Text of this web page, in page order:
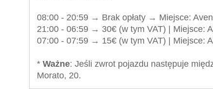
08:00 - 20:59 → Brak opłaty → Miejsce:
21:00 - 06:59 → 30€ (w tym VAT) | Miejsce:
07:00 - 07:59 → 15€ (w tym VAT) | Miejsce:
* Ważne: Jeśli zwrot pojazdu następuje
Morato, 20.